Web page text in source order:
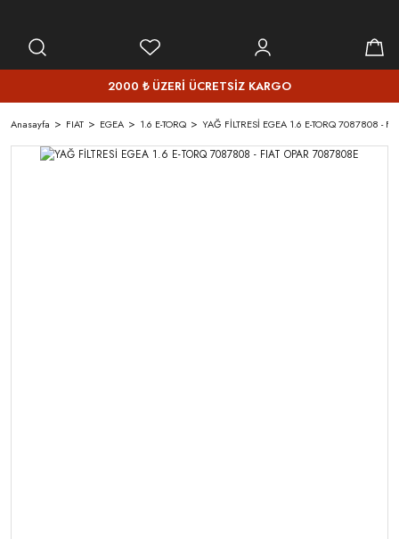
2000 ₺ ÜZERİ ÜCRETSİZ KARGO
Anasayfa FIAT EGEA 1.6 E-TORQ YAĞ FİLTRESİ EGEA 1.6 E-TORQ 7087808 -